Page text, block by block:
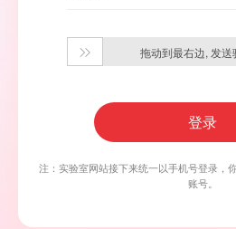
 拖动到最右边, 发送
登录
注：实验室网站接下来统一以手机号登录，
账号。